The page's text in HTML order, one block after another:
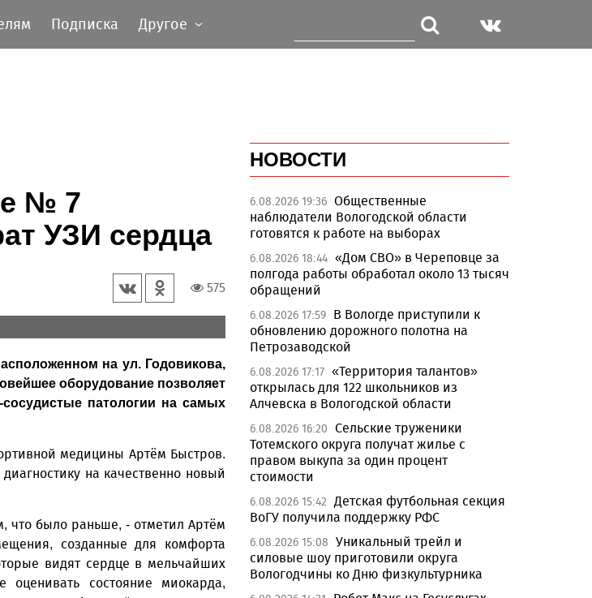
Подписка Другое
№ 7
УЗИ сердца
575
на ул. Годовикова,
оборудование позволяет
патологии на самых
медицины Артём Быстров.
на качественно новый
что было раньше, - отметил Артём
созданные для комфорта
видят сердце в мельчайших
оценивать состояние миокарда,
НОВОСТИ
6.08.2026 19:36 Общественные
наблюдатели Вологодской области
готовятся к работе на выборах
6.08.2026 18:44 «Дом СВО» в Череповце за
полгода работы обработал около 13 тысяч
обращений
6.08.2026 17:59 В Вологде приступили к
обновлению дорожного полотна на
Петрозаводской
6.08.2026 17:17 «Территория талантов»
открылась для 122 школьников из
Алчевска в Вологодской области
6.08.2026 16:20 Сельские труженики
Тотемского округа получат жилье с
правом выкупа за один процент
стоимости
6.08.2026 15:42 Детская футбольная секция
ВоГУ получила поддержку РФС
6.08.2026 15:08 Уникальный трейл и
силовые шоу приготовили округа
Вологодчины ко Дню физкультурника